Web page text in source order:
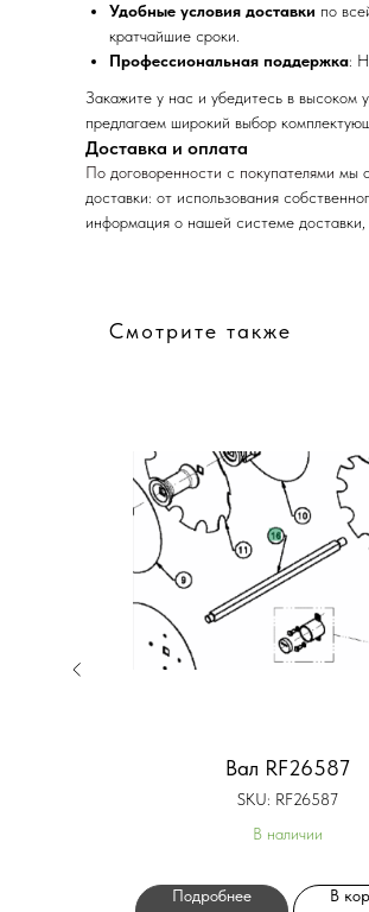
Удобные условия доставки по
кратчайшие сроки.
Профессиональная поддержка:
Закажите у нас и убедитесь в высоком
предлагаем широкий выбор
Доставка и оплата
По договоренности с покупателями мы
доставки: от использования
информация о нашей системе
Смотрите также
Вал RF26587
SKU: RF26587
В наличии
Подробнее В